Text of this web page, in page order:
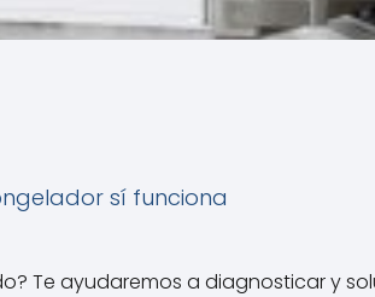
sí funciona
Te ayudaremos a diagnosticar y